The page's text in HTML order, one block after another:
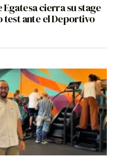
cierra su stage
test ante el Deportivo